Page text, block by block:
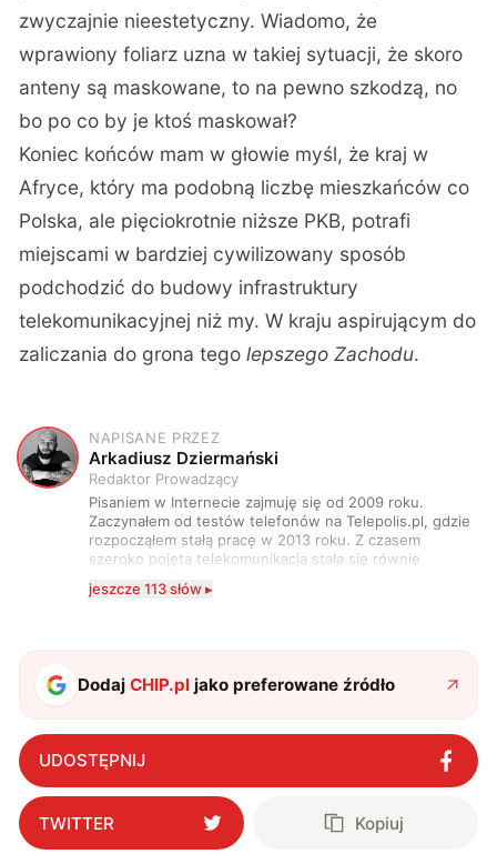
zwyczajnie nieestetyczny. Wiadomo, że
wprawiony foliarz uzna w takiej sytuacji, że skoro
anteny są maskowane, to na pewno szkodzą, no
bo po co by je ktoś maskował?
Koniec końców mam w głowie myśl, że kraj w
Afryce, który ma podobną liczbę mieszkańców co
Polska, ale pięciokrotnie niższe PKB, potrafi
miejscami w bardziej cywilizowany sposób
podchodzić do budowy infrastruktury
telekomunikacyjnej niż my. W kraju aspirującym do
zaliczania do grona tegolepszego Zachodu.
A
NAPISANE PRZEZ
Arkadiusz Dziermański
Redaktor Prowadzący
Pisaniem w Internecie zajmuję się od 2009 roku.
Zaczynałem od testów telefonów na Telepolis.pl, gdzie
rozpocząłem stałą pracę w 2013 roku. Z czasem
szeroko pojęta telekomunikacja stała się równie
że do urządzeń mobilnych dołączył też inny sprzęt
środku nocy. Od 2019 roku śledzę i opisuję ruchy
wylewanego przez nie hejtu świadczy o tym, że robię
Online i PCWorld.pl, a od 2020 roku jestem związany z
WhatNext.pl, gdzie jestem zastępcą redaktora
naczelnego. Życie prywatne łączę z zawodowym,
interesując się nowymi technologiami, ale nie
pogardzę dobrą muzyką, serialem, grami
komputerowymi czy sportem.
jeszcze 113 słów ▸
DodajCHIP.pl jako preferowane źródło
UDOSTĘPNIJ
TWITTER Kopiuj